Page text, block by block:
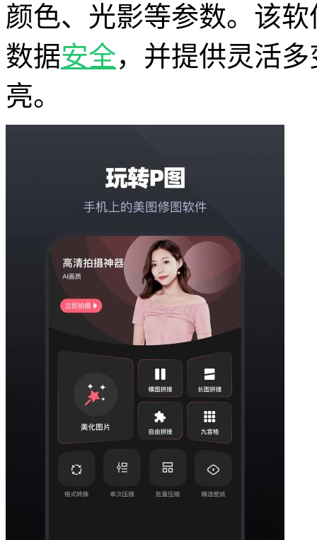
颜色、光影等参数。该
数据安全，并提供灵活
亮。